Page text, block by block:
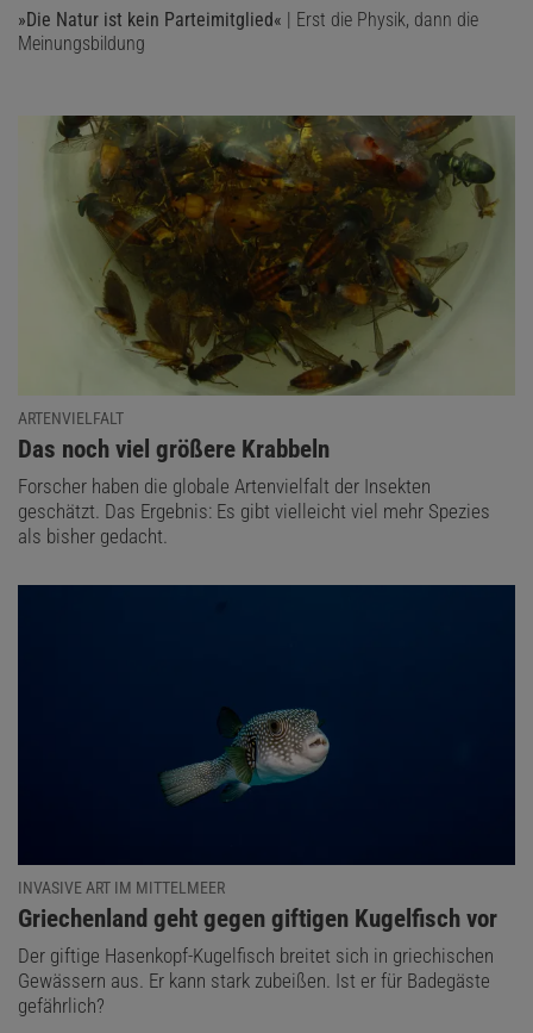
»Die Natur ist kein Parteimitglied« | Erst die Physik, dann die
Meinungsbildung
ARTENVIELFALT
:
Das noch viel größere Krabbeln
Forscher haben die globale Artenvielfalt der Insekten
geschätzt. Das Ergebnis: Es gibt vielleicht viel mehr Spezies
als bisher gedacht.
INVASIVE ART IM MITTELMEER
:
Griechenland geht gegen giftigen Kugelfisch vor
Der giftige Hasenkopf-Kugelfisch breitet sich in griechischen
Gewässern aus. Er kann stark zubeißen. Ist er für Badegäste
gefährlich?